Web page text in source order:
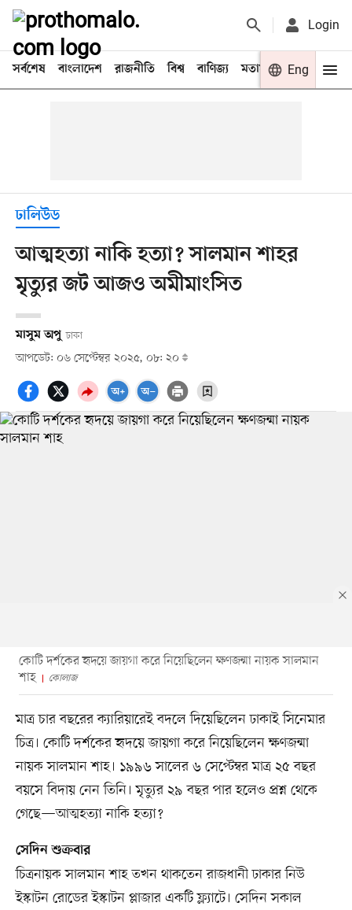
Login
সর্বশেষ বাংলাদেশ রাজনীতি বিশ্ব বাণিজ্য মতামত খেলা
Eng
ঢালিউড
আত্মহত্যা নাকি হত্যা? সালমান শাহর
মৃত্যুর জট আজও অমীমাংসিত
মাসুম অপু ঢাকা
আপডেট: ০৬ সেপ্টেম্বর ২০২৫, ০৮: ২০
কোটি দর্শকের হৃদয়ে জায়গা করে নিয়েছিলেন ক্ষণজন্মা নায়ক সালমান
শাহ
কোলাজ
মাত্র চার বছরের ক্যারিয়ারেই বদলে দিয়েছিলেন ঢাকাই সিনেমার
চিত্র। কোটি দর্শকের হৃদয়ে জায়গা করে নিয়েছিলেন ক্ষণজন্মা
নায়ক সালমান শাহ। ১৯৯৬ সালের ৬ সেপ্টেম্বর মাত্র ২৫ বছর
বয়সে বিদায় নেন তিনি। মৃত্যুর ২৯ বছর পার হলেও প্রশ্ন থেকে
গেছে—আত্মহত্যা নাকি হত্যা?
সেদিন শুক্রবার
চিত্রনায়ক সালমান শাহ তখন থাকতেন রাজধানী ঢাকার নিউ
ইস্কাটন রোডের ইস্কাটন প্লাজার একটি ফ্ল্যাটে। সেদিন সকাল